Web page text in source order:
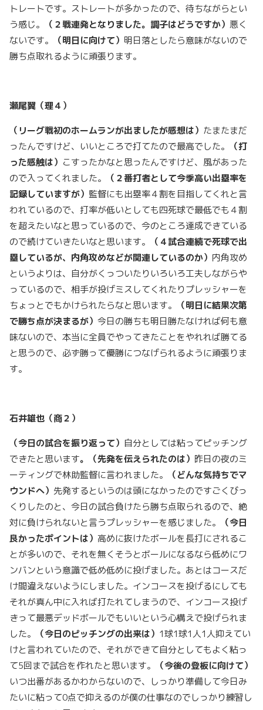
トレートです。ストレートが多かったので、待ちながらとい
う感じ。
（２戦連発となりました。調子はどうですか） 悪く
ないです。
（明日に向けて） 明日落としたら意味がないので
勝ち点取れるように頑張ります。
瀬尾翼（理４）
（リーグ戦初のホームランが出ましたが感想は） たまたまだ
ったんですけど、いいところで打てたので最高でした。
（打
った感触は） こすったかなと思ったんですけど、風があった
ので入ってくれました。
（２番打者として今季高い出塁率を
記録していますが） 監督にも出塁率４割を目指してくれと言
われているので、打率が低いとしても四死球で最低でも４割
を超えたいなと思っているので、今のところ達成できている
ので続けていきたいなと思います。
（４試合連続で死球で出
塁しているが、内角攻めなどが関連しているのか） 内角攻め
というよりは、自分がくっついたりいろいろ工夫しながらや
っているので、相手が投げミスしてくれたりプレッシャーを
ちょっとでもかけられたらなと思います。
（明日に結果次第
で勝ち点が決まるが） 今日の勝ちも明日勝たなければ何も意
味ないので、本当に全員でやってきたことをやれれば勝てる
と思うので、必ず勝って優勝につなげられるように頑張りま
す。
石井雄也（商２）
（今日の試合を振り返って） 自分としては粘ってピッチング
できたと思います。（先発を伝えられたのは） 昨日の夜のミ
ーティングで林助監督に言われました。
（どんな気持ちでマ
ウンドへ） 先発するというのは頭になかったのですごくびっ
くりしたのと、今日の試合負けたら勝ち点取られるので、絶
対に負けられないと言うプレッシャーを感じました。
（今日
良かったポイントは） 高めに抜けたボールを長打にされるこ
とが多いので、それを無くそうとボールになるなら低めにワ
ンバンという意識で低め低めに投げました。あとはコースだ
け間違えないようにしました。インコースを投げるにしても
それが真ん中に入れば打たれてしまうので、インコース投げ
きって最悪デッドボールでもいいという心構えで投げられま
した。
（今日のピッチングの出来は） 1球1球1人1人抑えてい
けと言われていたので、それができて自分としてもよく粘っ
て5回まで試合を作れたと思います。
（今後の登板に向けて）
いつ出番があるかわからないので、しっかり準備して今日み
たいに粘って0点で抑えるのが僕の仕事なのでしっかり練習し